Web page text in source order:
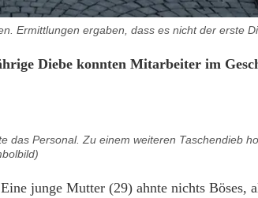
Ermittlungen ergaben, dass es nicht der erste
Diebe konnten Mitarbeiter im
das Personal. Zu einem weiteren Taschendieb
junge Mutter (29) ahnte nichts Böses,